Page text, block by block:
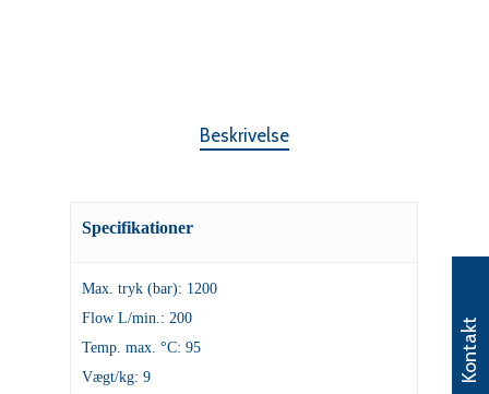
Beskrivelse
Specifikationer
Max. tryk (bar): 1200
Flow L/min.: 200
Temp. max. °C: 95
Vægt/kg: 9
Kontakt